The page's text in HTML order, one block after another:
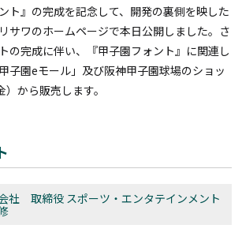
ト』の完成を記念して、開発の裏側を映した
サワのホームページで本日公開しました。さ
の完成に伴い、『甲子園フォント』に関連し
子園eモール」及び阪神甲子園球場のショッ
から販売します。
社 取締役 スポーツ・エンタテインメント